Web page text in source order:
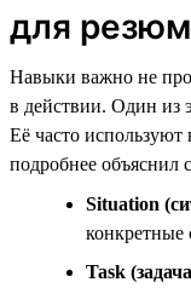
для
Навыки важно не
в действии. Один из
Её часто используют
подробнее объяснил
Situation
конкретные
Task